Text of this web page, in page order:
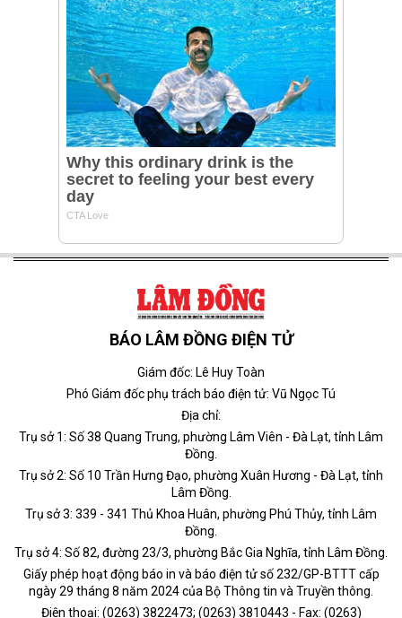
BÁO LÂM ĐỒNG ĐIỆN TỬ
Giám đốc: Lê Huy Toàn
Phó Giám đốc phụ trách báo điện tử: Vũ Ngọc Tú
Địa chỉ:
Trụ sở 1: Số 38 Quang Trung, phường Lâm Viên - Đà Lạt, tỉnh Lâm
Đồng.
Trụ sở 2: Số 10 Trần Hưng Đạo, phường Xuân Hương - Đà Lạt, tỉnh
Lâm Đồng.
Trụ sở 3: 339 - 341 Thủ Khoa Huân, phường Phú Thủy, tỉnh Lâm
Đồng.
Trụ sở 4: Số 82, đường 23/3, phường Bắc Gia Nghĩa, tỉnh Lâm Đồng.
Giấy phép hoạt động báo in và báo điện tử số 232/GP-BTTT cấp
ngày 29 tháng 8 năm 2024 của Bộ Thông tin và Truyền thông.
Điện thoại: (0263) 3822473; (0263) 3810443 - Fax: (0263)